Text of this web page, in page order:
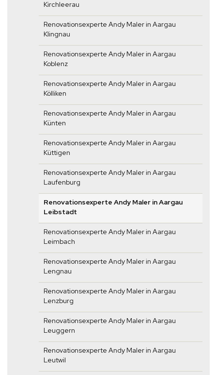
Kirchleerau
Renovationsexperte Andy Maler in Aargau
Klingnau
Renovationsexperte Andy Maler in Aargau
Koblenz
Renovationsexperte Andy Maler in Aargau
Kölliken
Renovationsexperte Andy Maler in Aargau
Künten
Renovationsexperte Andy Maler in Aargau
Küttigen
Renovationsexperte Andy Maler in Aargau
Laufenburg
Renovationsexperte Andy Maler in Aargau
Leibstadt
Renovationsexperte Andy Maler in Aargau
Leimbach
Renovationsexperte Andy Maler in Aargau
Lengnau
Renovationsexperte Andy Maler in Aargau
Lenzburg
Renovationsexperte Andy Maler in Aargau
Leuggern
Renovationsexperte Andy Maler in Aargau
Leutwil